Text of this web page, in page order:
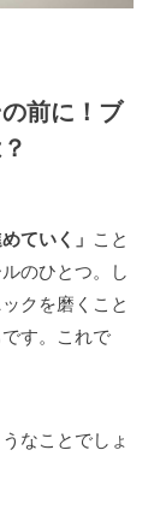
前に！ブ
ていく」 こと
のひとつ。し
クを磨くこと
す。これで
なことでしょ